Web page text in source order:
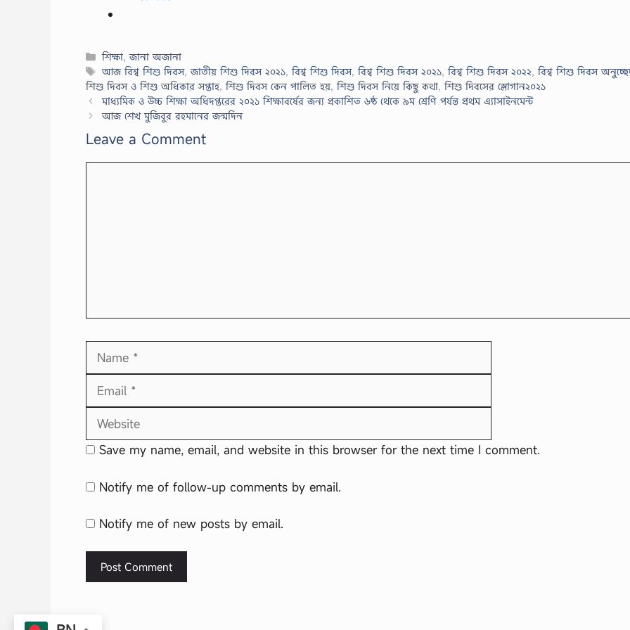
Categories
শিক্ষা,জানা অজানা
Tags
আজ বিশ্ব শিশু দিবস,জাতীয় শিশু দিবস ২০২১,বিশ্ব শিশু দিবস,বিশ্ব শিশু দিবস ২০২১,বিশ্ব শিশু দিবস ২০২২,বিশ্ব শিশু দিবস
শিশু দিবস ও শিশু অধিকার সপ্তাহ,শিশু দিবস কেন পালিত হয়,শিশু দিবস নিয়ে কিছু কথা,শিশু দিবসের স্লোগান২০২১
মাধ্যমিক ও উচ্চ শিক্ষা অধিদপ্তরের ২০২১ শিক্ষাবর্ষের জন্য প্রকাশিত ৬ষ্ঠ থেকে ৯ম শ্রেণি পর্যন্ত প্রথম এ্যাসাইনমেন্ট
আজ শেখ মুজিবুর রহমানের জন্মদিন
Leave a Comment
Name
Save my name, email, and website in this browser for the next time I comment.
Notify me of follow-up comments by email.
Notify me of new posts by email.